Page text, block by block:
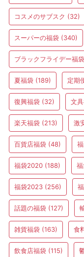
コスメのサブスク (32)
スーパーの福袋 (340)
ブラックフライデー福袋
夏福袋 (189) 定期
復興福袋 (32) 文
楽天福袋 (213) 激
百貨店福袋 (48)
福袋2020 (188)
福袋2023 (256)
話題の福袋 (127)
雑貨福袋 (163) 食
飲食店福袋 (115)